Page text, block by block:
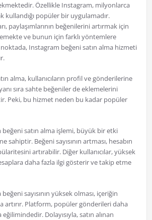
Özellikle Instagram, milyonlarca
kullandığı popüler bir uygulamadır.
paylaşımlarının beğenilerini artırmak için
ve bunun için farklı yöntemlere
Instagram beğeni satın alma hizmeti
alma, kullanıcıların profil ve gönderilerine
sıra sahte beğeniler de eklemelerini
Peki, bu hizmet neden bu kadar popüler
satın alma işlemi, büyük bir etki
sahiptir. Beğeni sayısının artması, hesabın
artırabilir. Diğer kullanıcılar, yüksek
daha fazla ilgi gösterir ve takip etme
sayısının yüksek olması, içeriğin
artırır. Platform, popüler gönderileri daha
Dolayısıyla, satın alınan